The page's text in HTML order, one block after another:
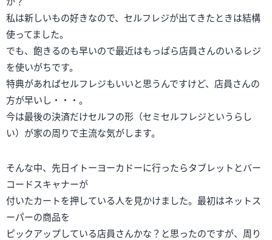
私は新しいもの好きなので、セルフレジが出てきたときは結構
使ってました。
でも、飽きるのも早いので最近はもっぱら店員さんのいるレジ
を使いがちです。
特典があればセルフレジもいいと思うんですけど、店員さんの
方が早いし・・・。
今は最後の決済だけセルフの形（セミセルフレジというらし
い）が家の周りで主流な気がします。
そんな中、先日イトーヨーカドーに行ったらタブレットとバー
コードスキャナーが
付いたカートを押している人を見かけました。最初はネットス
ーパーの商品を
ピックアップしている店員さんかな？と思ったのですが、周り